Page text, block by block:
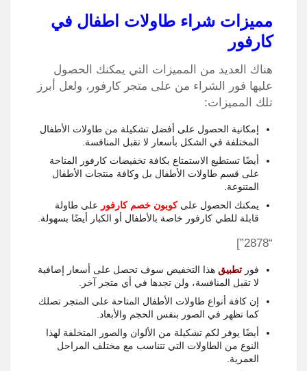
مميزات شراء طاولات اطفال في
كارفور
هناك العديد من المميزات التي يمكنك الحصول
عليها فور الشراء من على متجر كارفور، ولعل أبرز
تلك المميزات:
إمكانية الحصول على أفضل تشكيلة من طاولات الأطفال
المختلفة في الشكل بأسعار لا تقبل المنافسة.
أيضًا تستطيع الاستمتاع بكافة تخفيضات كارفور المتاحة
على قسم طاولات الأطفال بل وكافة منتجات الأطفال
المتنوعة.
يمكنك الحصول علىكوبون خصم كارفور على طاولة
قابلة للطي كارفور خاصة بالأطفال أو الكبار أيضًا بسهولة.
“2878”]
فور تطبيق هذا التخفيض سوف تحصل على أسعار إضافية
لا تقبل المنافسة، ولن تجدها في أي متجر آخر.
إن كافة أنواع طاولات الأطفال المتاحة على المتجر تصلك
كما تظهر في الصور بنفس الحجم والأبعاد.
أيضًا يوفر لكم تشكيلة من الألوان والصور المتخلفة لهذا
النوع من الطاولات التي تتناسب مع مختلف المراحل
العمرية.